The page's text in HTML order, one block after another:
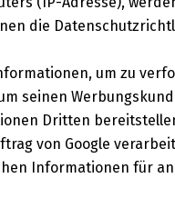
die
um zu
seinen
Dritten
von Google
Informationen für